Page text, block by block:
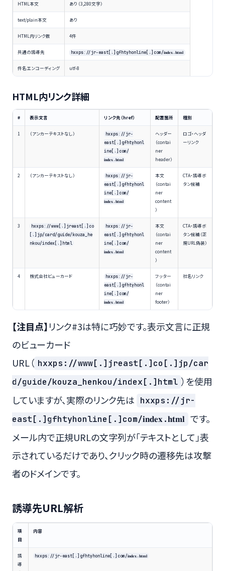
HTML本文 あり（3,280文字）
text/plain本文 あり
HTML内リンク数 4件
共通の誘導先 hxxps://jr-east[.]gfhtyhonline[.]com/𝐢𝐧𝐝𝐞𝐱.𝐡𝐭𝐦𝐥
件名エンコーディング utf-8
HTML内リンク詳細
# 表示文言 リンク先（href） 配置箇所 種別
1 （アンカーテキストなし）
hxxps://jr-
east[.]gfhtyhonl
ine[.]com/
𝐢𝐧𝐝𝐞𝐱.𝐡𝐭𝐦𝐥
ヘッダー
（contai
ner
header）
ロゴ・ヘッダ
ーリンク
2 （アンカーテキストなし）
hxxps://jr-
east[.]gfhtyhonl
ine[.]com/
𝐢𝐧𝐝𝐞𝐱.𝐡𝐭𝐦𝐥
本文
（contai
ner
content
）
CTA・誘導ボ
タン候補
3
hxxps://www[.]jreast[.]co
[.]jp/card/guide/kouza_he
nkou/index[.]html
hxxps://jr-
east[.]gfhtyhonl
ine[.]com/
𝐢𝐧𝐝𝐞𝐱.𝐡𝐭𝐦𝐥
本文
（contai
ner
content
）
CTA・誘導ボ
タン候補（正
規URL偽装）
4 株式会社ビューカード
hxxps://jr-
east[.]gfhtyhonl
ine[.]com/
𝐢𝐧𝐝𝐞𝐱.𝐡𝐭𝐦𝐥
フッター
（contai
ner
footer）
社名リンク
【注目点】 リンク#3は特に巧妙です。表示文言に正規
のビューカード
URL（ hxxps://www[.]jreast[.]co[.]jp/car
d/guide/kouza_henkou/index[.]html ）を使用
していますが、実際のリンク先は hxxps://jr-
east[.]gfhtyhonline[.]com/𝐢𝐧𝐝𝐞𝐱.𝐡𝐭𝐦𝐥 です。
メール内で正規URLの文字列が「テキストとして」表
示されているだけであり、クリック時の遷移先は攻撃
者のドメインです。
誘導先URL解析
項
目
内容
誘
導
hxxps://jr-east[.]gfhtyhonline[.]com/𝐢𝐧𝐝𝐞𝐱.𝐡𝐭𝐦𝐥